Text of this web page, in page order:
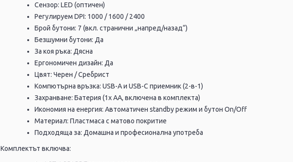
Сензор: LED (оптичен)
Регулируем DPI: 1000 / 1600 / 2400
Брой бутони: 7 (вкл. странични „напред/назад“)
Безшумни бутони: Да
За коя ръка: Дясна
Ергономичен дизайн: Да
Цвят: Черен / Сребрист
Компютърна връзка: USB-A и USB-C приемник (2-в-1)
Захранване: Батерия (1x AA, включена в комплекта)
Икономия на енергия: Автоматичен standby режим и бутон On/Off
Материал: Пластмаса с матово покритие
Подходяща за: Домашна и професионална употреба
Комплектът включва: